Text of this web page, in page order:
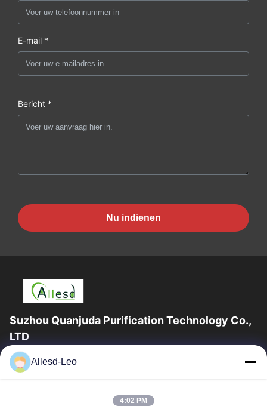
E-mail *
Bericht *
Nu indienen
Suzhou Quanjuda Purification Technology Co.,
LTD
16years ervaring, als belangrijke fabrikant en exporteur van
ESD & Cleanroom producten, bieden wij een volledige lijn van
Allesd-Leo
4:02 PM